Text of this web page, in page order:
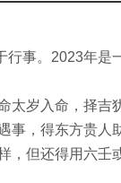
行事。2023年
太岁入命，择吉
事，得东方贵人
，但还得用六